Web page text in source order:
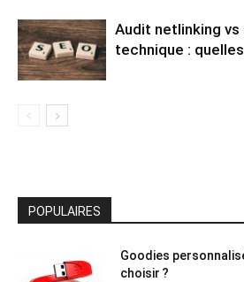
Audit netlinking vs
technique :
POPULAIRES
Goodies
choisir ?